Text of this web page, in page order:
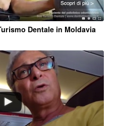
Dentale in Moldavia